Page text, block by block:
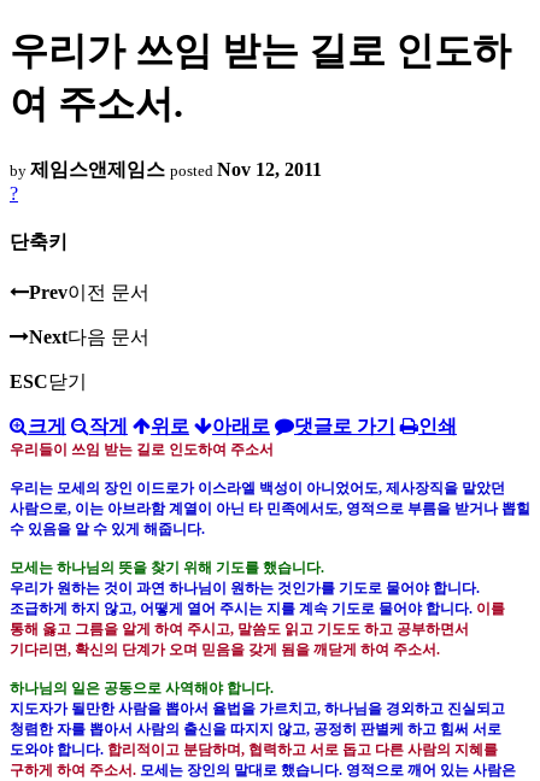
우리가 쓰임 받는 길로 인도하
여 주소서.
by 제임스앤제임스 posted Nov 12, 2011
?
단축키
Prev이전 문서
Next다음 문서
ESC닫기
크게 작게 위로 아래로 댓글로 가기 인쇄
우리들이 쓰임 받는 길로 인도하여 주소서
우리는 모세의 장인 이드로가 이스라엘 백성이 아니었어도, 제사장직을 맡았던
사람으로, 이는 아브라함 계열이 아닌 타 민족에서도, 영적으로 부름을 받거나 뽑힐
수 있음을 알 수 있게 해줍니다.
모세는 하나님의 뜻을 찾기 위해 기도를 했습니다.
우리가 원하는 것이 과연 하나님이 원하는 것인가를 기도로 물어야 합니다.
조급하게 하지 않고, 어떻게 열어 주시는 지를 계속 기도로 물어야 합니다. 이를
통해 옳고 그름을 알게 하여 주시고, 말씀도 읽고 기도도 하고 공부하면서
기다리면, 확신의 단계가 오며 믿음을 갖게 됨을 깨닫게 하여 주소서.
하나님의 일은 공동으로 사역해야 합니다.
지도자가 될만한 사람을 뽑아서 율법을 가르치고, 하나님을 경외하고 진실되고
청렴한 자를 뽑아서 사람의 출신을 따지지 않고, 공정히 판별케 하고 힘써 서로
도와야 합니다. 합리적이고 분담하며, 협력하고 서로 돕고 다른 사람의 지혜를
구하게 하여 주소서. 모세는 장인의 말대로 했습니다. 영적으로 깨어 있는 사람은